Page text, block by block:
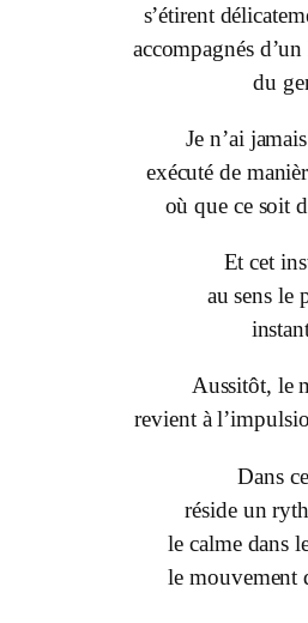
s’étirent
accompagnés
du
Je n’ai
exécuté de
où que ce soit
Et cet
au sens le
Aussitôt, le
revient à
Dans
réside un
le calme dans
le mouvement